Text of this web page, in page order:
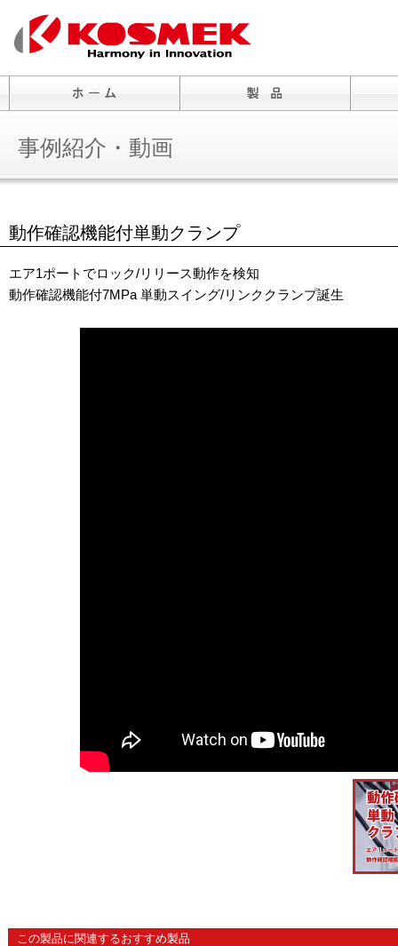
事例紹介・動画
動作確認機能付単動クランプ
エア1ポートでロック/リリース動作を検知
動作確認機能付7MPa 単動スイング/リンククランプ誕生
この製品に関連するおすすめ製品